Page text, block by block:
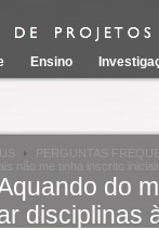
Ensino
PERGUNTAS
não me tinha inscrito
do
disciplinas